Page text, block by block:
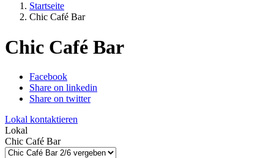
Startseite
Chic Café Bar
Chic Café Bar
Facebook
Share on linkedin
Share on twitter
Lokal kontaktieren
Lokal
Chic Café Bar